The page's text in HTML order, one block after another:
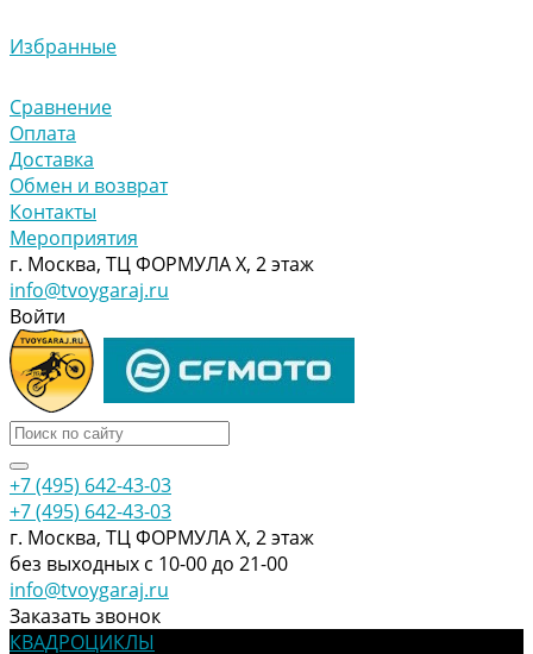
Избранные
Сравнение
Оплата
Доставка
Обмен и возврат
Контакты
Мероприятия
г. Москва, ТЦ ФОРМУЛА Х, 2 этаж
info@tvoygaraj.ru
Войти
+7 (495) 642-43-03
+7 (495) 642-43-03
г. Москва, ТЦ ФОРМУЛА Х, 2 этаж
без выходных с 10-00 до 21-00
info@tvoygaraj.ru
Заказать звонок
КВАДРОЦИКЛЫ